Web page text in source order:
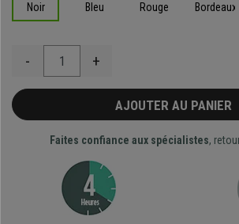
Noir Bleu Rouge Bordeaux
- +
AJOUTER AU PANIER
Faites confiance aux spécialistes,